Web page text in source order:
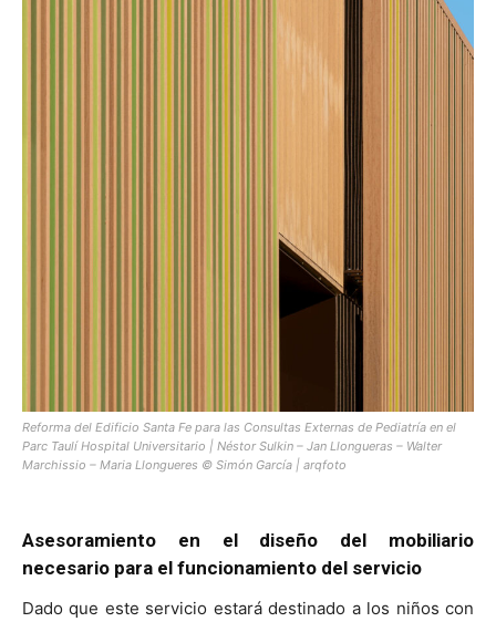
Reforma del Edificio Santa Fe para las Consultas Externas de Pediatría en el
Parc Taulí Hospital Universitario | Néstor Sulkin – Jan Llongueras – Walter
Marchissio – Maria Llongueres © Simón García | arqfoto
Asesoramiento en el diseño del mobiliario
necesario para el funcionamiento del servicio
Dado que este servicio estará destinado a los niños con